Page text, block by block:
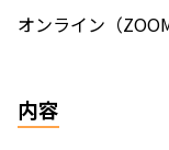
オンライン（ZOOM
内容